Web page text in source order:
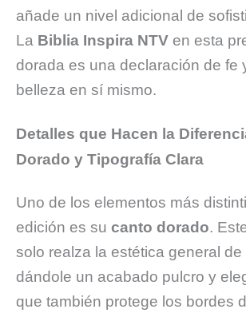
añade un nivel adicional de
La Biblia Inspira NTV en esta
dorada es una declaración de fe
belleza en sí mismo.
Detalles que Hacen la
Dorado y Tipografía Clara
Uno de los elementos más
edición es su canto dorado.
solo realza la estética general de
dándole un acabado pulcro y
que también protege los bordes